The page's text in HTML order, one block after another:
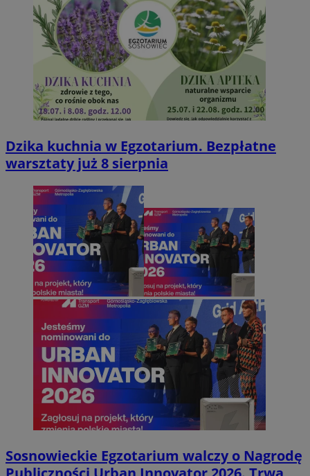
Dzika kuchnia w Egzotarium. Bezpłatne
warsztaty już 8 sierpnia
Sosnowieckie Egzotarium walczy o Nagrodę